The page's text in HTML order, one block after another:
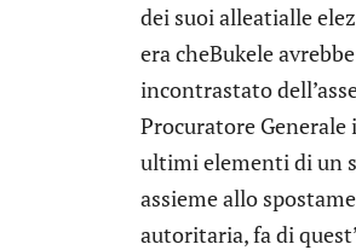
dei suoi alleatialle
era cheBukele
incontrastato
Procuratore
ultimi elementi di un
assieme allo
autoritaria, fa di